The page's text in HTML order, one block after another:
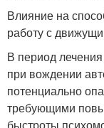
Влияние на
работу с
В период
при вождении
потенциально
требующими